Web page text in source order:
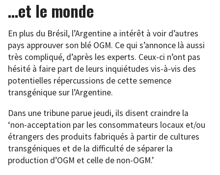
…et le monde
En plus du Brésil, l’Argentine a intérêt à voir d’autres
pays approuver son blé OGM. Ce qui s’annonce là aussi
très compliqué, d’après les experts. Ceux-ci n’ont pas
hésité à faire part de leurs inquiétudes vis-à-vis des
potentielles répercussions de cette semence
transgénique sur l’Argentine.
Dans une tribune parue jeudi, ils disent craindre la
‘non-acceptation par les consommateurs locaux et/ou
étrangers des produits fabriqués à partir de cultures
transgéniques et de la difficulté de séparer la
production d’OGM et celle de non-OGM.’